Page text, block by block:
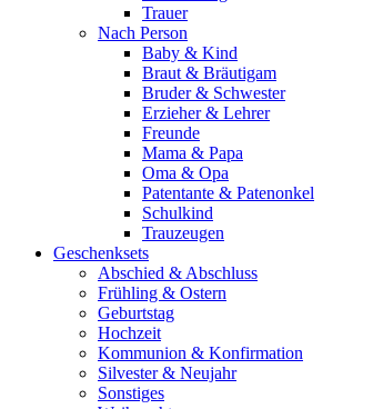
Trauer
Nach Person
Baby & Kind
Braut & Bräutigam
Bruder & Schwester
Erzieher & Lehrer
Freunde
Mama & Papa
Oma & Opa
Patentante & Patenonkel
Schulkind
Trauzeugen
Geschenksets
Abschied & Abschluss
Frühling & Ostern
Geburtstag
Hochzeit
Kommunion & Konfirmation
Silvester & Neujahr
Sonstiges